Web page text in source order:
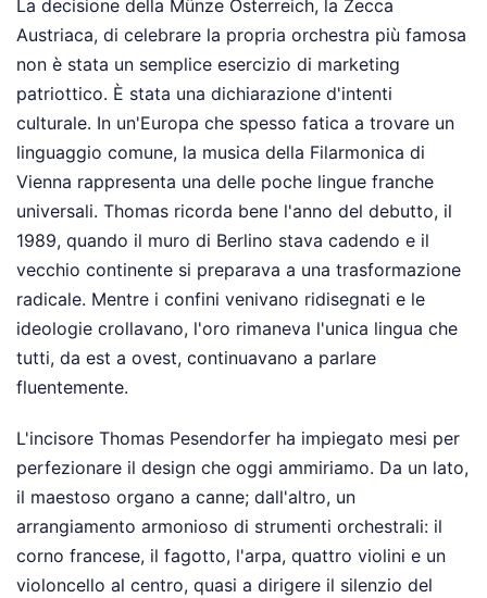
La decisione della Münze Österreich, la Zecca
Austriaca, di celebrare la propria orchestra più famosa
non è stata un semplice esercizio di marketing
patriottico. È stata una dichiarazione d'intenti
culturale. In un'Europa che spesso fatica a trovare un
linguaggio comune, la musica della Filarmonica di
Vienna rappresenta una delle poche lingue franche
universali. Thomas ricorda bene l'anno del debutto, il
1989, quando il muro di Berlino stava cadendo e il
vecchio continente si preparava a una trasformazione
radicale. Mentre i confini venivano ridisegnati e le
ideologie crollavano, l'oro rimaneva l'unica lingua che
tutti, da est a ovest, continuavano a parlare
fluentemente.
L'incisore Thomas Pesendorfer ha impiegato mesi per
perfezionare il design che oggi ammiriamo. Da un lato,
il maestoso organo a canne; dall'altro, un
arrangiamento armonioso di strumenti orchestrali: il
corno francese, il fagotto, l'arpa, quattro violini e un
violoncello al centro, quasi a dirigere il silenzio del